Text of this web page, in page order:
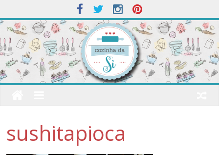
sushitapioca